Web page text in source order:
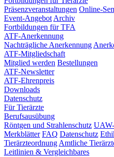
Präsenzveranstaltungen Online-
Event-Angebot Archiv
Fortbildungen für TFA
ATF-Anerkennung
Nachträgliche Anerkennung
ATF-Mitgliedschaft
Mitglied werden Bestellungen
ATF-Newsletter
ATF-Ehrenpreis
Downloads
Datenschutz
Für Tierärzte
Berufsausübung
Röntgen und Strahlenschutz
Merkblätter FAQ Datenschutz
Tierärzteordnung Amtliche
Leitlinien & Vergleichbares